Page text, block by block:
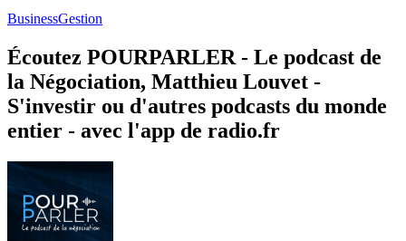
BusinessGestion
Écoutez POURPARLER - Le podcast de
la Négociation, Matthieu Louvet -
S'investir ou d'autres podcasts du monde
entier - avec l'app de radio.fr